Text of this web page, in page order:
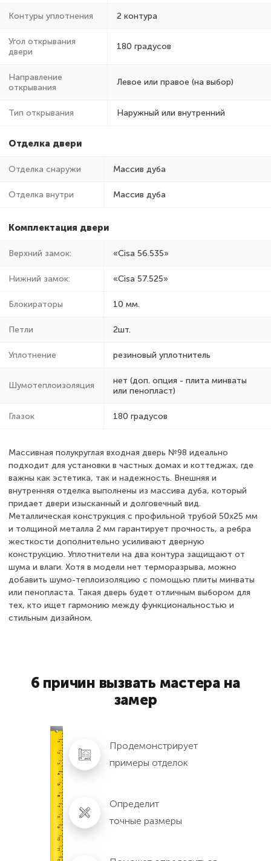
Контуры уплотнения 2 контура
Угол открывания
двери
180 градусов
Направление
открывания
Левое или правое (на выбор)
Тип открывания Наружный или внутренний
Отделка двери
Отделка снаружи Массив дуба
Отделка внутри Массив дуба
Комплектация двери
Верхний замок: «Cisa 56.535»
Нижний замок: «Cisa 57.525»
Блокираторы 10 мм.
Петли 2шт.
Уплотнение резиновый уплотнитель
Шумотеплоизоляция
нет (доп. опция - плита минваты
или пенопласт)
Глазок 180 градусов
Массивная полукруглая входная дверь №98 идеально
подходит для установки в частных домах и коттеджах, где
важны как эстетика, так и надежность. Внешняя и
внутренняя отделка выполнены из массива дуба, который
придает двери изысканный и долговечный вид.
Металлическая конструкция с профильной трубой 50х25 мм
и толщиной металла 2 мм гарантирует прочность, а ребра
жесткости дополнительно усиливают дверную
конструкцию. Уплотнители на два контура защищают от
шума и влаги. Хотя в модели нет терморазрыва, можно
добавить шумо-теплоизоляцию с помощью плиты минваты
или пенопласта. Такая дверь будет отличным выбором для
тех, кто ищет гармонию между функциональностью и
стильным дизайном.
6 причин вызвать мастера на
замер
Продемонстрирует
примеры отделок
Определит
точные размеры